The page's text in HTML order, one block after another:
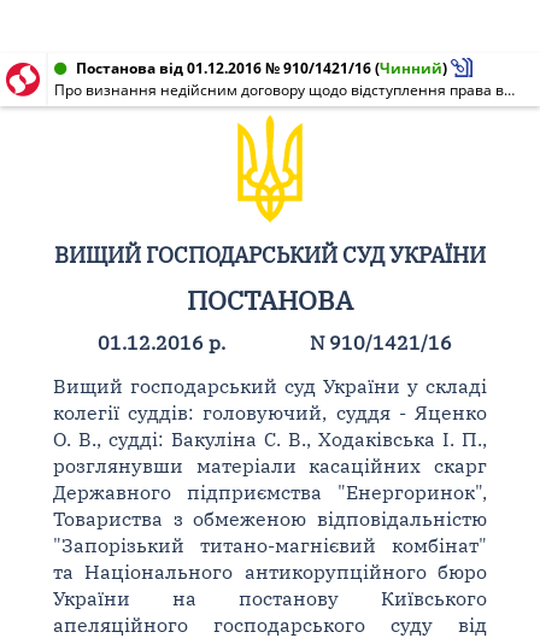
Постанова від 01.12.2016 № 910/1421/16(Чинний)
Про визнання недійсним договору щодо відступлення права вимоги
ВИЩИЙ ГОСПОДАРСЬКИЙ СУД УКРАЇНИ
ПОСТАНОВА
01.12.2016 р.
N 910/1421/16
Вищий господарський суд України у складі
колегії суддів: головуючий, суддя - Яценко
О. В., судді: Бакуліна С. В., Ходаківська І. П.,
розглянувши матеріали касаційних скарг
Державного підприємства "Енергоринок",
Товариства з обмеженою відповідальністю
"Запорізький титано-магнієвий комбінат"
та Національного антикорупційного бюро
України на постанову Київського
апеляційного господарського суду від